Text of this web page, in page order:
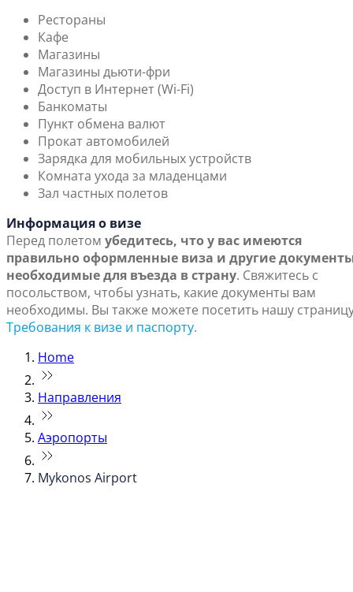
Рестораны
Кафе
Магазины
Магазины дьюти-фри
Доступ в Интернет (Wi-Fi)
Банкоматы
Пункт обмена валют
Прокат автомобилей
Зарядка для мобильных устройств
Комната ухода за младенцами
Зал частных полетов
Информация о визе
Перед полетом убедитесь, что у вас имеются
правильно оформленные виза и другие
необходимые для въезда в страну. Свяжитесь с
посольством, чтобы узнать, какие документы вам
необходимы. Вы также можете посетить нашу
Требования к визе и паспорту.
Home
Направления
Аэропорты
Mykonos Airport